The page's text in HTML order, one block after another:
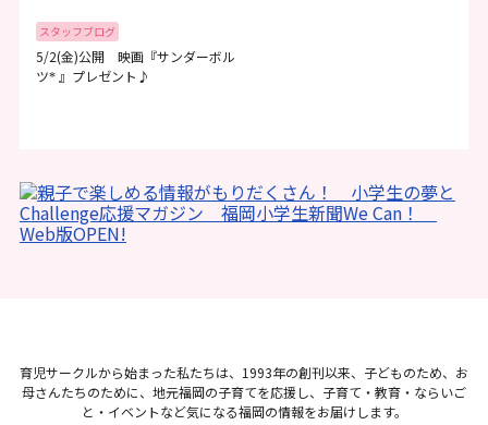
スタッフブログ
5/2(金)公開 映画『サンダーボル
ツ*』プレゼント♪
育児サークルから始まった私たちは、1993年の創刊以来、子どものため、お
母さんたちのために、地元福岡の子育てを応援し、子育て・教育・ならいご
と・イベントなど気になる福岡の情報をお届けします。